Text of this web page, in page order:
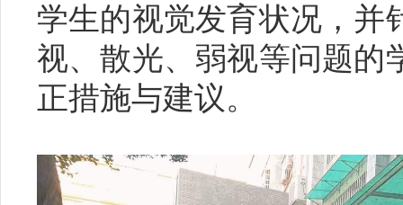
学生的视觉发育状况，并
视、散光、弱视等问题的
正措施与建议。